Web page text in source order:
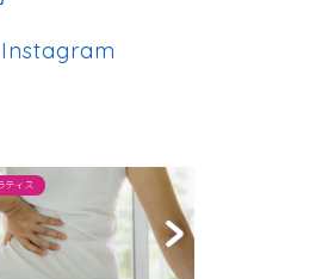
Instagram
ティス